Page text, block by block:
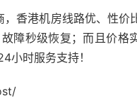
，香港机房线路优、性价
障秒级恢复；而且价格
小时服务支持！